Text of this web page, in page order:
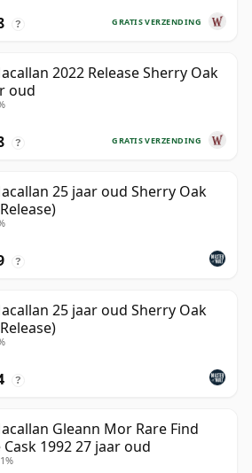
GRATIS VERZENDING
?
2022 Release Sherry Oak
oud
GRATIS VERZENDING
?
25 jaar oud Sherry Oak
?
25 jaar oud Sherry Oak
?
Gleann Mor Rare Find
Cask 1992 27 jaar oud